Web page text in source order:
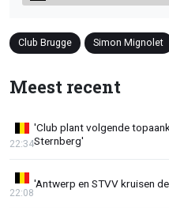
Club Brugge Simon Mignolet
Meest recent
'Club plant volgende
Sternberg'
22:34
'Antwerp en STVV kruisen
22:08